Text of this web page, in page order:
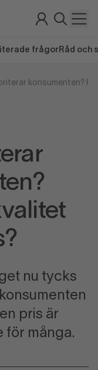
frågor Råd och
nu tycks
pris är
för många.